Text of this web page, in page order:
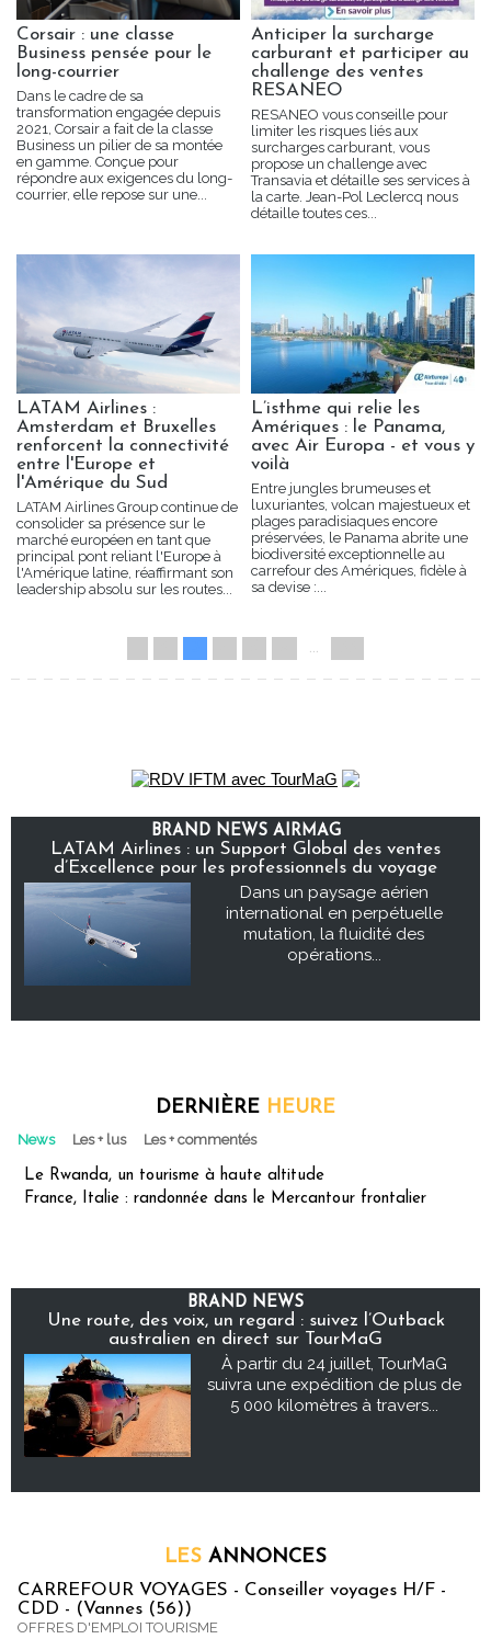
Corsair : une classe
Business pensée pour le
long-courrier
Dans le cadre de sa
transformation engagée depuis
2021, Corsair a fait de la classe
Business un pilier de sa montée
en gamme. Conçue pour
répondre aux exigences du long-
courrier, elle repose sur une...
Anticiper la surcharge
carburant et participer au
challenge des ventes
RESANEO
RESANEO vous conseille pour
limiter les risques liés aux
surcharges carburant, vous
propose un challenge avec
Transavia et détaille ses services à
la carte. Jean-Pol Leclercq nous
détaille toutes ces...
LATAM Airlines :
Amsterdam et Bruxelles
renforcent la connectivité
entre l'Europe et
l'Amérique du Sud
LATAM Airlines Group continue de
consolider sa présence sur le
marché européen en tant que
principal pont reliant l'Europe à
l'Amérique latine, réaffirmant son
leadership absolu sur les routes...
L’isthme qui relie les
Amériques : le Panama,
avec Air Europa - et vous y
voilà
Entre jungles brumeuses et
luxuriantes, volcan majestueux et
plages paradisiaques encore
préservées, le Panama abrite une
biodiversité exceptionnelle au
carrefour des Amériques, fidèle à
sa devise :...
...
BRAND NEWS AIRMAG
LATAM Airlines : un Support Global des ventes
d’Excellence pour les professionnels du voyage
Dans un paysage aérien
international en perpétuelle
mutation, la fluidité des
opérations...
DERNIÈRE HEURE
News Les + lus Les + commentés
Le Rwanda, un tourisme à haute altitude
France, Italie : randonnée dans le Mercantour frontalier
BRAND NEWS
Une route, des voix, un regard : suivez l’Outback
australien en direct sur TourMaG
À partir du 24 juillet, TourMaG
suivra une expédition de plus de
5 000 kilomètres à travers...
LES ANNONCES
CARREFOUR VOYAGES - Conseiller voyages H/F -
CDD - (Vannes (56))
OFFRES D'EMPLOI TOURISME